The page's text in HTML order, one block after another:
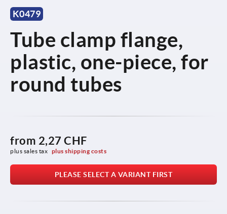
K0479
Tube clamp flange,
plastic, one-piece, for
round tubes
from 2,27 CHF
plus sales tax plus shipping costs
PLEASE SELECT A VARIANT FIRST